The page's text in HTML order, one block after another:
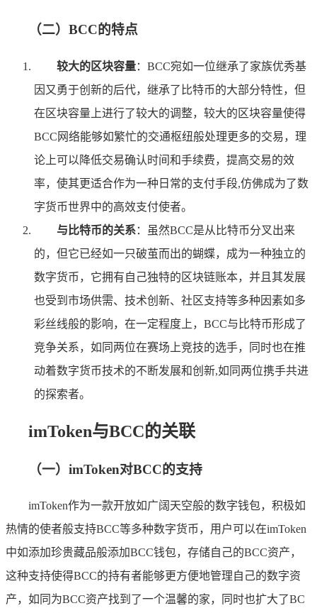
（二）BCC的特点
较大的区块容量：BCC宛如一位继承了家族优秀基
因又勇于创新的后代，继承了比特币的大部分特性，但
在区块容量上进行了较大的调整，较大的区块容量使得
BCC网络能够如繁忙的交通枢纽般处理更多的交易，理
论上可以降低交易确认时间和手续费，提高交易的效
率，使其更适合作为一种日常的支付手段,仿佛成为了数
字货币世界中的高效支付使者。
与比特币的关系：虽然BCC是从比特币分叉出来
的，但它已经如一只破茧而出的蝴蝶，成为一种独立的
数字货币，它拥有自己独特的区块链账本，并且其发展
也受到市场供需、技术创新、社区支持等多种因素如多
彩丝线般的影响，在一定程度上，BCC与比特币形成了
竞争关系，如同两位在赛场上竞技的选手，同时也在推
动着数字货币技术的不断发展和创新,如同两位携手共进
的探索者。
imToken与BCC的关联
（一）imToken对BCC的支持
imToken作为一款开放如广阔天空般的数字钱包，积极如
热情的使者般支持BCC等多种数字货币，用户可以在imToken
中如添加珍贵藏品般添加BCC钱包，存储自己的BCC资产，
这种支持使得BCC的持有者能够更方便地管理自己的数字资
产，如同为BCC资产找到了一个温馨的家，同时也扩大了BC